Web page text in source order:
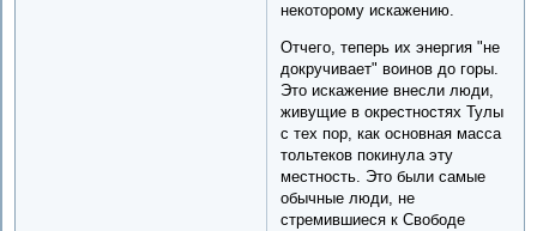
некоторому искажению.
Отчего, теперь их энергия "не
докручивает" воинов до горы.
Это искажение внесли люди,
живущие в окрестностях Тулы
с тех пор, как основная масса
тольтеков покинула эту
местность. Это были самые
обычные люди, не
стремившиеся к Свободе